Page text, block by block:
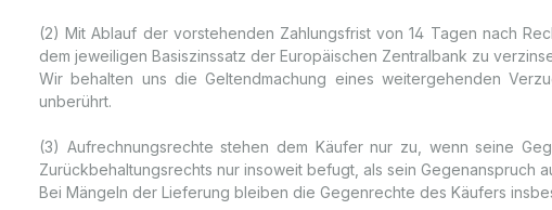
(2) Mit Ablauf der vorstehenden Zahlungsfrist von 14 Tagen nach
dem jeweiligen Basiszinssatz der Europäischen Zentralbank zu
Wir behalten uns die Geltendmachung eines weitergehenden
unberührt.
(3) Aufrechnungsrechte stehen dem Käufer nur zu, wenn seine
Zurückbehaltungsrechts nur insoweit befugt, als sein Gegenanspruch
Bei Mängeln der Lieferung bleiben die Gegenrechte des Käufers